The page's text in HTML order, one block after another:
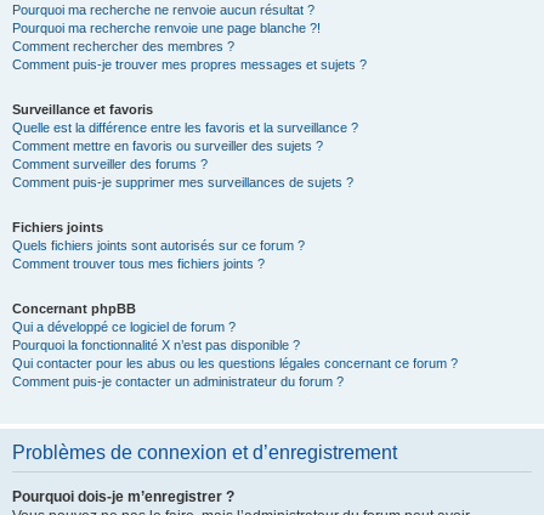
Pourquoi ma recherche ne renvoie aucun résultat ?
Pourquoi ma recherche renvoie une page blanche ?!
Comment rechercher des membres ?
Comment puis-je trouver mes propres messages et sujets ?
Surveillance et favoris
Quelle est la différence entre les favoris et la surveillance ?
Comment mettre en favoris ou surveiller des sujets ?
Comment surveiller des forums ?
Comment puis-je supprimer mes surveillances de sujets ?
Fichiers joints
Quels fichiers joints sont autorisés sur ce forum ?
Comment trouver tous mes fichiers joints ?
Concernant phpBB
Qui a développé ce logiciel de forum ?
Pourquoi la fonctionnalité X n’est pas disponible ?
Qui contacter pour les abus ou les questions légales concernant ce forum ?
Comment puis-je contacter un administrateur du forum ?
Problèmes de connexion et d’enregistrement
Pourquoi dois-je m’enregistrer ?